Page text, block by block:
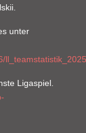
unter
Ligaspiel.